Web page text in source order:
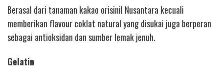
Berasal dari tanaman kakao orisinil Nusantara kecuali
memberikan flavour coklat natural yang disukai juga berperan
sebagai antioksidan dan sumber lemak jenuh.
Gelatin